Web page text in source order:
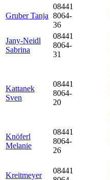
Gruber Tanja
08441
8064-
36
Jany-Neidl
Sabrina
08441
8064-
31
Kattanek
Sven
08441
8064-
20
Knöferl
Melanie
08441
8064-
26
Kreitmeyer
08441